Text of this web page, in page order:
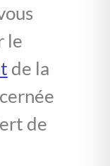
le
de la
de